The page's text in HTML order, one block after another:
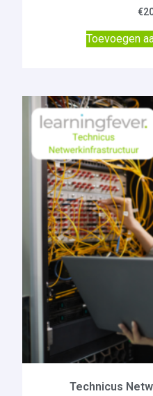
€
Toevoegen
Technicus